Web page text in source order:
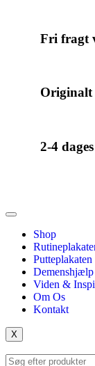
Fri fragt
Originalt
2-4
Shop
Putteplakaten
Demenshjælp
Viden &
Om Os
Kontakt
X